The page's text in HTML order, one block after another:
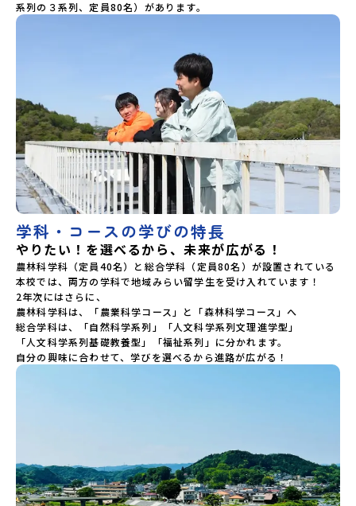
学科・コースの学びの特長
やりたい！を選べるから、未来が広がる！
農林科学科（定員40名）と総合学科（定員80名）が設置されている
本校では、両方の学科で地域みらい留学生を受け入れています！
2年次にはさらに、
農林科学科は、「農業科学コース」と「森林科学コース」へ
総合学科は、「自然科学系列」「人文科学系列文理進学型」
「人文科学系列基礎教養型」「福祉系列」に分かれます。
自分の興味に合わせて、学びを選べるから進路が広がる！